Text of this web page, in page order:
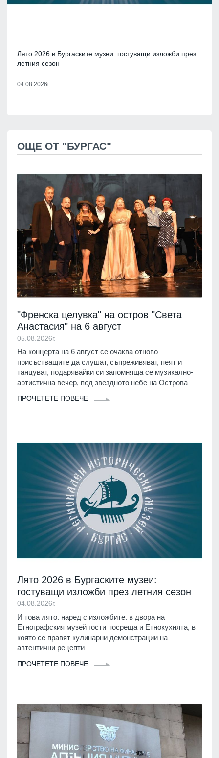
Лято 2026 в Бургаските музеи: гостуващи изложби през
летния сезон
04.08.2026г.
ОЩЕ ОТ "БУРГАС"
"Френска целувка" на остров "Света
Анастасия" на 6 август
05.08.2026г.
На концерта на 6 август се очаква отново
присъстващите да слушат, съпреживяват, пеят и
танцуват, подарявайки си запомняща се музикално‐
артистична вечер, под звездното небе на Острова
ПРОЧЕТЕТЕ ПОВЕЧЕ
Лято 2026 в Бургаските музеи:
гостуващи изложби през летния сезон
04.08.2026г.
И това лято, наред с изложбите, в двора на
Етнографския музей гости посреща и Етнокухнята, в
която се правят кулинарни демонстрации на
автентични рецепти
ПРОЧЕТЕТЕ ПОВЕЧЕ